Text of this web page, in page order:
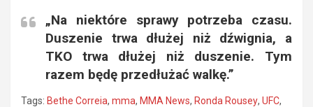
„Na niektóre sprawy potrzeba czasu.
Duszenie trwa dłużej niż dźwignia, a
TKO trwa dłużej niż duszenie. Tym
razem będę przedłużać walkę.”
Tags: Bethe Correia, mma, MMA News, Ronda Rousey, UFC,